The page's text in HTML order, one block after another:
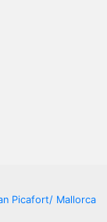
Picafort/ Mallorca